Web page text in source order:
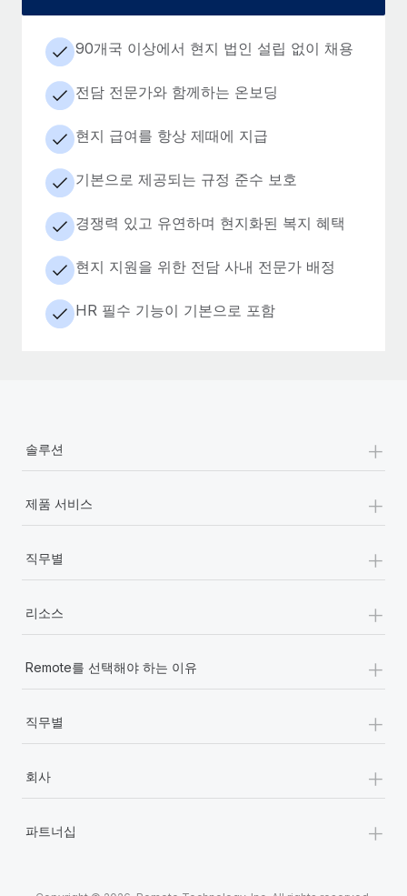
90개국 이상에서 현지 법인 설립 없이 채용
전담 전문가와 함께하는 온보딩
현지 급여를 항상 제때에 지급
기본으로 제공되는 규정 준수 보호
경쟁력 있고 유연하며 현지화된 복지 혜택
현지 지원을 위한 전담 사내 전문가 배정
HR 필수 기능이 기본으로 포함
솔루션 +
제품 서비스 +
직무별 +
리소스 +
Remote를 선택해야 하는 이유 +
직무별 +
회사 +
파트너십 +